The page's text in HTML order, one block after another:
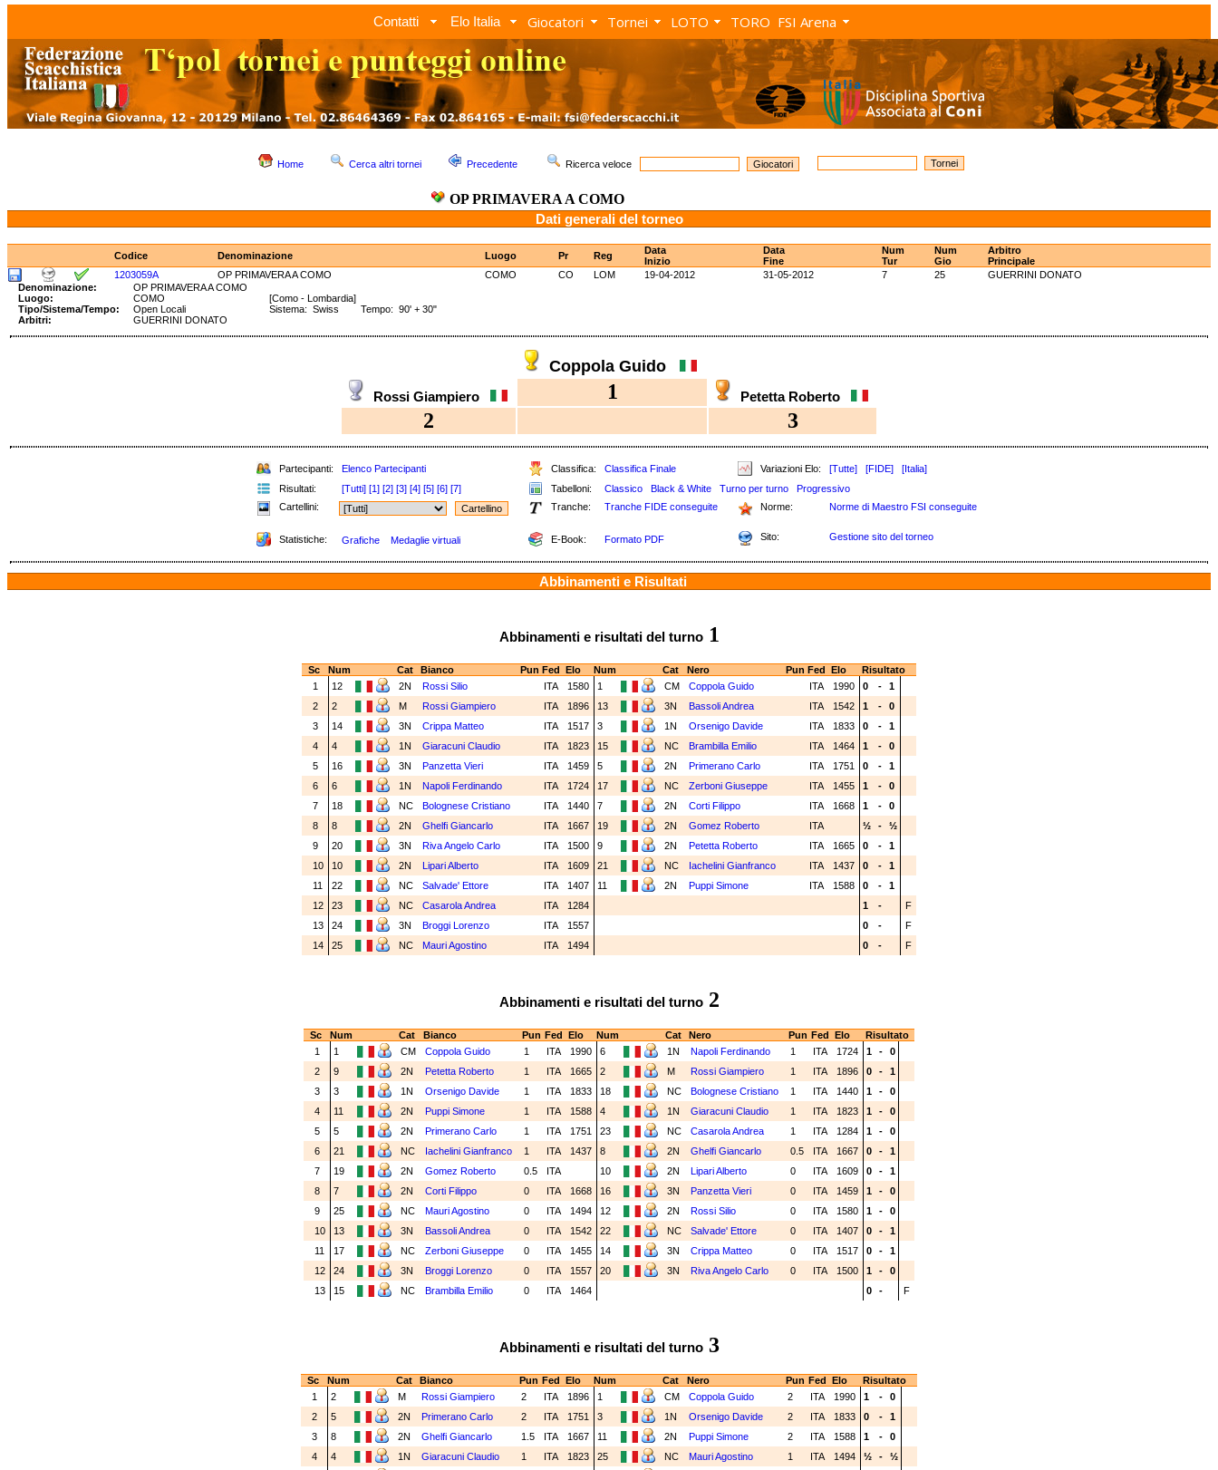
Contatti Elo Italia Giocatori Tornei LOTO TORO FSI Arena
Home Cerca altri tornei Precedente Ricerca veloce
OP PRIMAVERA A COMO
Dati generali del torneo
Codice Denominazione Luogo Pr Reg
Data
Inizio
Data
Fine
Num
Tur
Num
Gio
Arbitro
Principale
1203059A
OP PRIMAVERA A COMO COMO CO LOM 19-04-2012 31-05-2012 7 25
GUERRINI DONATO
Denominazione:
OP PRIMAVERA A COMO
Luogo:
COMO
[Como - Lombardia]
Tipo/Sistema/Tempo:
Open Locali
Sistema: Swiss Tempo: 90' + 30"
Arbitri:
GUERRINI DONATO
Coppola Guido
Rossi Giampiero 1 Petetta Roberto
2 3
Partecipanti: Elenco Partecipanti Classifica: Classifica Finale Variazioni Elo: [Tutte] [FIDE]
[Italia]
Risultati:
[Tutti] [1] [2] [3] [4] [5] [6] [7] Tabelloni: Classico Black & White Turno per turno
Progressivo
Cartellini:
Tranche: Tranche FIDE conseguite Norme: Norme di Maestro FSI conseguite
Statistiche: Grafiche Medaglie virtuali E-Book: Formato PDF Sito: Gestione sito del torneo
Abbinamenti e Risultati
Abbinamenti e risultati del turno1
Sc Num Cat Bianco Pun Fed Elo Num Cat Nero Pun Fed Elo
Risultato
1
12 2N Rossi Silio ITA 1580 1 CM Coppola Guido ITA 1990 0 -
1
2
2 M Rossi Giampiero ITA 1896 13 3N Bassoli Andrea ITA 1542 1 -
0
3
14 3N Crippa Matteo ITA 1517 3 1N Orsenigo Davide ITA 1833 0 -
1
4
4 1N Giaracuni Claudio ITA 1823 15 NC Brambilla Emilio ITA 1464 1 -
0
5
16 3N Panzetta Vieri ITA 1459 5 2N Primerano Carlo ITA 1751 0 -
1
6
6 1N Napoli Ferdinando ITA 1724 17 NC Zerboni Giuseppe ITA 1455 1 -
0
7
18 NC Bolognese Cristiano ITA 1440 7 2N Corti Filippo ITA 1668 1 -
0
8
8 2N Ghelfi Giancarlo ITA 1667 19 2N Gomez Roberto ITA ½ -
½
9
20 3N Riva Angelo Carlo ITA 1500 9 2N Petetta Roberto ITA 1665 0 -
1
10
10 2N Lipari Alberto ITA 1609 21 NC Iachelini Gianfranco ITA 1437 0 -
1
11
22 NC Salvade' Ettore ITA 1407 11 2N Puppi Simone ITA 1588 0 -
1
12
23 NC Casarola Andrea ITA 1284 1 -
F
13
24 3N Broggi Lorenzo ITA 1557 0 -
F
14
25 NC Mauri Agostino ITA 1494 0 - F
Abbinamenti e risultati del turno2
Sc Num Cat Bianco Pun Fed Elo Num Cat Nero Pun Fed Elo
Risultato
1
1 CM Coppola Guido 1 ITA 1990 6 1N Napoli Ferdinando 1 ITA 1724 1 -
0
2
9 2N Petetta Roberto 1 ITA 1665 2 M Rossi Giampiero 1 ITA 1896 0 -
1
3
3 1N Orsenigo Davide 1 ITA 1833 18 NC Bolognese Cristiano 1 ITA 1440 1 -
0
4
11 2N Puppi Simone 1 ITA 1588 4 1N Giaracuni Claudio 1 ITA 1823 1 -
0
5
5 2N Primerano Carlo 1 ITA 1751 23 NC Casarola Andrea 1 ITA 1284 1 -
0
6
21 NC Iachelini Gianfranco 1 ITA 1437 8 2N Ghelfi Giancarlo 0.5 ITA 1667 0 -
1
7
19 2N Gomez Roberto 0.5 ITA 10 2N Lipari Alberto 0 ITA 1609 0 -
1
8
7 2N Corti Filippo 0 ITA 1668 16 3N Panzetta Vieri 0 ITA 1459 1 -
0
9
25 NC Mauri Agostino 0 ITA 1494 12 2N Rossi Silio 0 ITA 1580 1 -
0
10
13 3N Bassoli Andrea 0 ITA 1542 22 NC Salvade' Ettore 0 ITA 1407 0 -
1
11
17 NC Zerboni Giuseppe 0 ITA 1455 14 3N Crippa Matteo 0 ITA 1517 0 -
1
12
24 3N Broggi Lorenzo 0 ITA 1557 20 3N Riva Angelo Carlo 0 ITA 1500 1 -
0
13
15 NC Brambilla Emilio 0 ITA 1464 0 - F
Abbinamenti e risultati del turno3
Sc Num Cat Bianco Pun Fed Elo Num Cat Nero Pun Fed Elo
Risultato
1
2 M Rossi Giampiero 2 ITA 1896 1 CM Coppola Guido 2 ITA 1990 1 -
0
2
5 2N Primerano Carlo 2 ITA 1751 3 1N Orsenigo Davide 2 ITA 1833 0 -
1
3
8 2N Ghelfi Giancarlo 1.5 ITA 1667 11 2N Puppi Simone 2 ITA 1588 1 -
0
4
4 1N Giaracuni Claudio 1 ITA 1823 25 NC Mauri Agostino 1 ITA 1494 ½ -
½